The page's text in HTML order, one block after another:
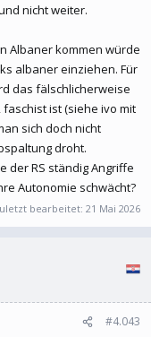
nicht weiter.
Albaner kommen würde
albaner einziehen. Für
das fälschlicherweise
ist (siehe ivo mit
sich doch nicht
droht.
der RS ständig Angriffe
Autonomie schwächt?
bearbeitet: 21 Mai 2026
#4.043